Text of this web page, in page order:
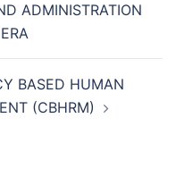
ADMINISTRATION
BASED HUMAN
(CBHRM)